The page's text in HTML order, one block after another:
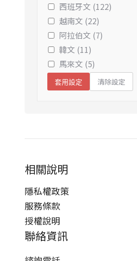
西班牙文 (122)
越南文 (22)
阿拉伯文 (7)
韓文 (11)
馬來文 (5)
套用設定 清除設定
相關說明
隱私權政策
服務條款
授權說明
聯絡資訊